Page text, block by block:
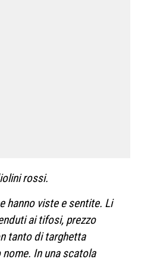
rossi.
hanno viste e sentite. Li
ai tifosi, prezzo
tanto di targhetta
In una scatola